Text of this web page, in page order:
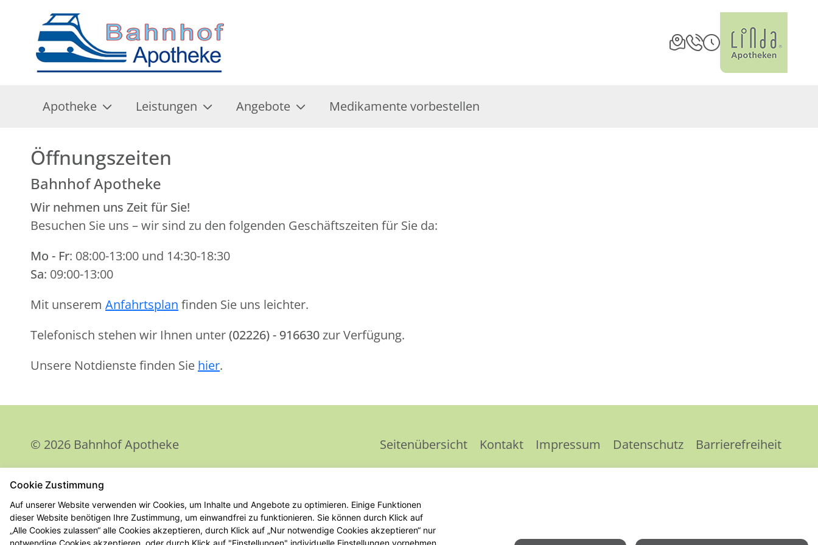
Apotheke Leistungen Angebote Medikamente vorbestellen
Öffnungszeiten
Bahnhof Apotheke
Wir nehmen uns Zeit für Sie!
Besuchen Sie uns – wir sind zu den folgenden Geschäftszeiten für Sie da:
Mo - Fr: 08:00-13:00 und 14:30-18:30
Sa: 09:00-13:00
Mit unserem Anfahrtsplan finden Sie uns leichter.
Telefonisch stehen wir Ihnen unter(02226) - 916630zur Verfügung.
Unsere Notdienste finden Sie hier.
Seitenübersicht Kontakt Impressum Datenschutz Barrierefreiheit
© 2026 Bahnhof Apotheke
Cookie Zustimmung
Auf unserer Website verwenden wir Cookies, um Inhalte und Angebote zu optimieren. Einige Funktionen
dieser Website benötigen Ihre Zustimmung, um einwandfrei zu funktionieren. Sie können durch Klick auf
„Alle Cookies zulassen“ alle Cookies akzeptieren, durch Klick auf „Nur notwendige Cookies akzeptieren“ nur
notwendige Cookies akzeptieren, oder durch Klick auf "Einstellungen" individuelle Einstellungen vornehmen.